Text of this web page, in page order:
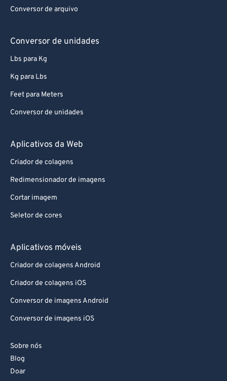
Conversor de arquivo
Conversor de unidades
Lbs para Kg
Kg para Lbs
Feet para Meters
Conversor de unidades
Aplicativos da Web
Criador de colagens
Redimensionador de imagens
Cortar imagem
Seletor de cores
Aplicativos móveis
Criador de colagens Android
Criador de colagens iOS
Conversor de imagens Android
Conversor de imagens iOS
Sobre nós
Blog
Doar